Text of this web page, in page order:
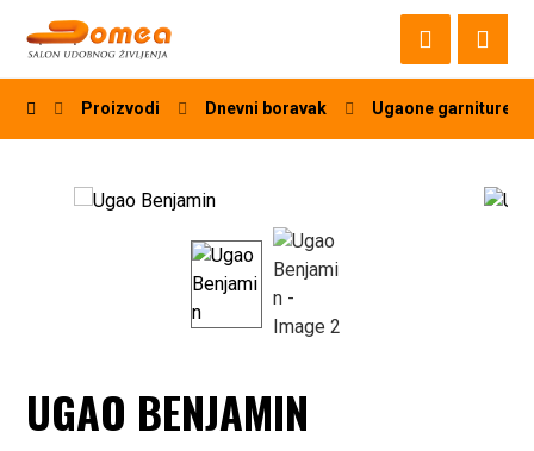
Proizvodi Dnevni boravak Ugaone garniture
UGAO BENJAMIN